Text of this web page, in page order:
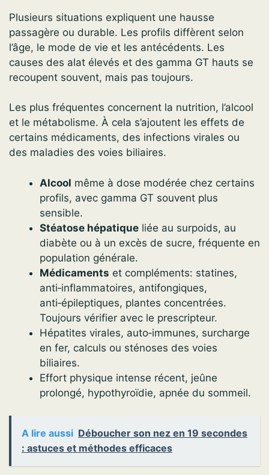
Plusieurs situations expliquent une hausse
passagère ou durable. Les profils diffèrent selon
l’âge, le mode de vie et les antécédents. Les
causes des alat élevés et des gamma GT hauts se
recoupent souvent, mais pas toujours.
Les plus fréquentes concernent la nutrition, l’alcool
et le métabolisme. À cela s’ajoutent les effets de
certains médicaments, des infections virales ou
des maladies des voies biliaires.
Alcool même à dose modérée chez certains
profils, avec gamma GT souvent plus
sensible.
Stéatose hépatique liée au surpoids, au
diabète ou à un excès de sucre, fréquente en
population générale.
Médicaments et compléments: statines,
anti‑inflammatoires, antifongiques,
anti‑épileptiques, plantes concentrées.
Toujours vérifier avec le prescripteur.
Hépatites virales, auto‑immunes, surcharge
en fer, calculs ou sténoses des voies
biliaires.
Effort physique intense récent, jeûne
prolongé, hypothyroïdie, apnée du sommeil.
A lire aussi Déboucher son nez en 19 secondes
: astuces et méthodes efficaces